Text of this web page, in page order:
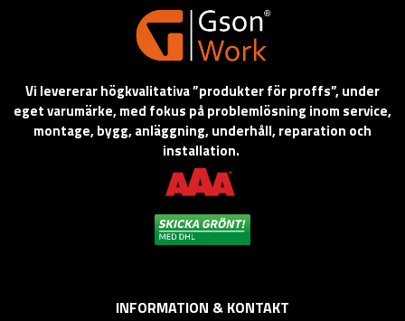
Vi levererar högkvalitativa ”produkter för proffs”, under
eget varumärke, med fokus på problemlösning inom service,
montage, bygg, anläggning, underhåll, reparation och
installation.
INFORMATION & KONTAKT